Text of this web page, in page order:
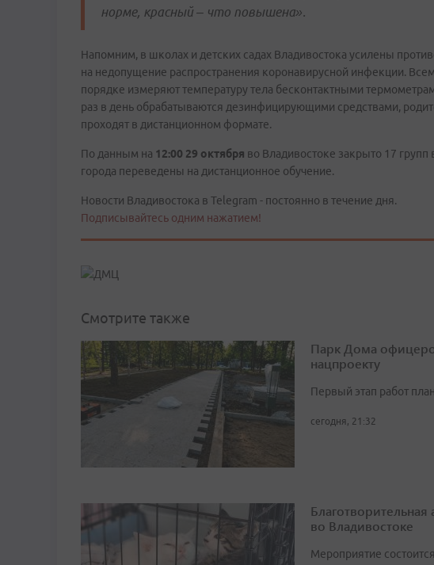
норме, красный – что повышена».
Напомним, в школах и детских садах Владивостока усилены
на недопущение распространения коронавирусной инфекции.
порядке измеряют температуру тела бесконтактными
раз в день обрабатываются дезинфицирующими средствами,
проходят в дистанционном формате.
По данным на 12:00 29 октября во Владивостоке закрыто 17 групп
города переведены на дистанционное обучение.
Новости Владивостока в Telegram - постоянно в течение дня.
Подписывайтесь одним нажатием!
Смотрите также
Парк Дома
нацпроекту
Первый этап работ
сегодня, 21:32
во Владивостоке
Мероприятие